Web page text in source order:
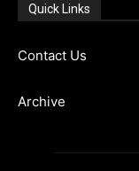
Quick Links
Contact Us
Archive